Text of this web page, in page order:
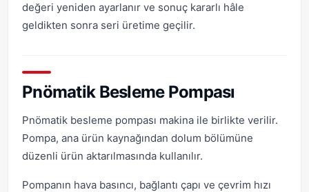
değeri yeniden ayarlanır ve sonuç kararlı hâle
geldikten sonra seri üretime geçilir.
Pnömatik Besleme Pompası
Pnömatik besleme pompası makina ile birlikte verilir.
Pompa, ana ürün kaynağından dolum bölümüne
düzenli ürün aktarılmasında kullanılır.
Pompanın hava basıncı, bağlantı çapı ve çevrim hızı